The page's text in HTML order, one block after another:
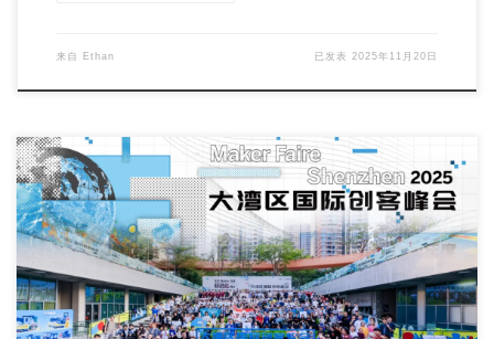
来自 Ethan 已发表 2025年11月20日
Maker Faire Shenzhen 2025 has come to a successful […]